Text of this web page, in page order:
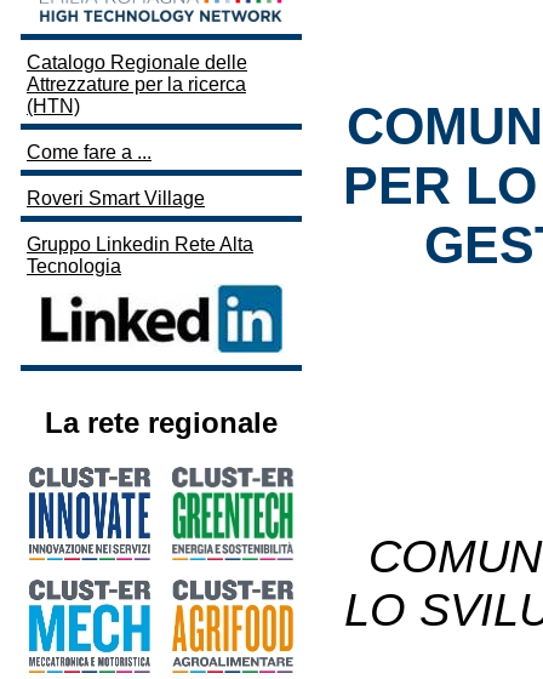
Catalogo Regionale delle
Attrezzature per la ricerca
(HTN)
Come fare a ...
Roveri Smart Village
Gruppo Linkedin Rete Alta
Tecnologia
La rete regionale
PER
LO